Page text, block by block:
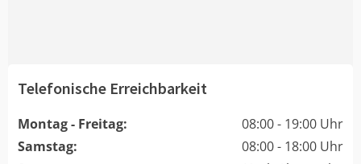
Telefonische Erreichbarkeit
Montag - Freitag:
08:00 - 19:00 Uhr
Samstag:
08:00 - 18:00 Uhr